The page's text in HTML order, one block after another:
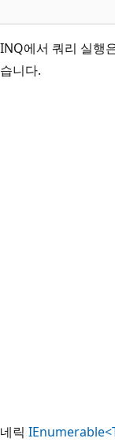
에서 쿼리 실행
니다.
릭